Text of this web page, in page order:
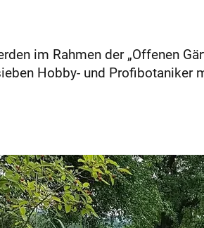
im Rahmen der „Offenen
Hobby- und Profibotaniker